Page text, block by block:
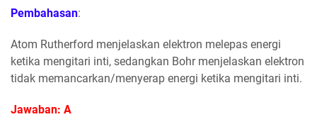
Pembahasan:
Atom Rutherford menjelaskan elektron melepas energi
ketika mengitari inti, sedangkan Bohr menjelaskan elektron
tidak memancarkan/menyerap energi ketika mengitari inti.
Jawaban: A